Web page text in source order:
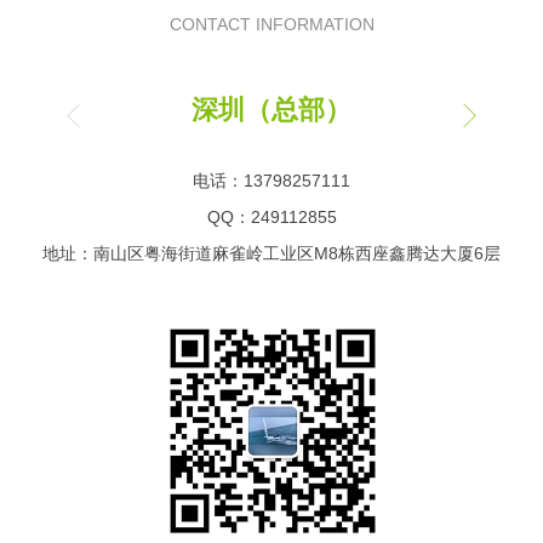
CONTACT INFORMATION
深圳（总部）
电话：13798257111
QQ：249112855
地址：南山区粤海街道麻雀岭工业区M8栋西座鑫腾达大厦6层